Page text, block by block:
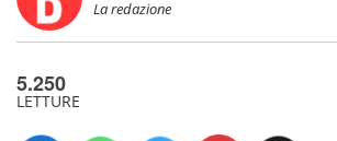
La redazione
5.250
LETTURE